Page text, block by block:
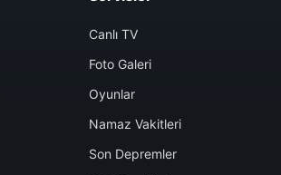
Canlı TV
Foto Galeri
Oyunlar
Namaz Vakitleri
Son Depremler